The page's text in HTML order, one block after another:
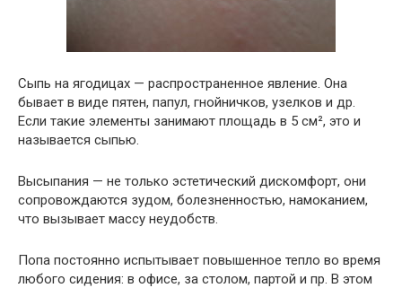
Сыпь на ягодицах — распространенное явление. Она
бывает в виде пятен, папул, гнойничков, узелков и др.
Если такие элементы занимают площадь в 5 см², это и
называется сыпью.
Высыпания — не только эстетический дискомфорт, они
сопровождаются зудом, болезненностью, намоканием,
что вызывает массу неудобств.
Попа постоянно испытывает повышенное тепло во время
любого сидения: в офисе, за столом, партой и пр. В этом